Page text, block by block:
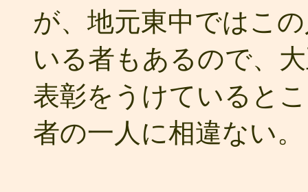
が、地元東中ではこ
いる者もあるので、
表彰をうけていると
者の一人に相違ない。